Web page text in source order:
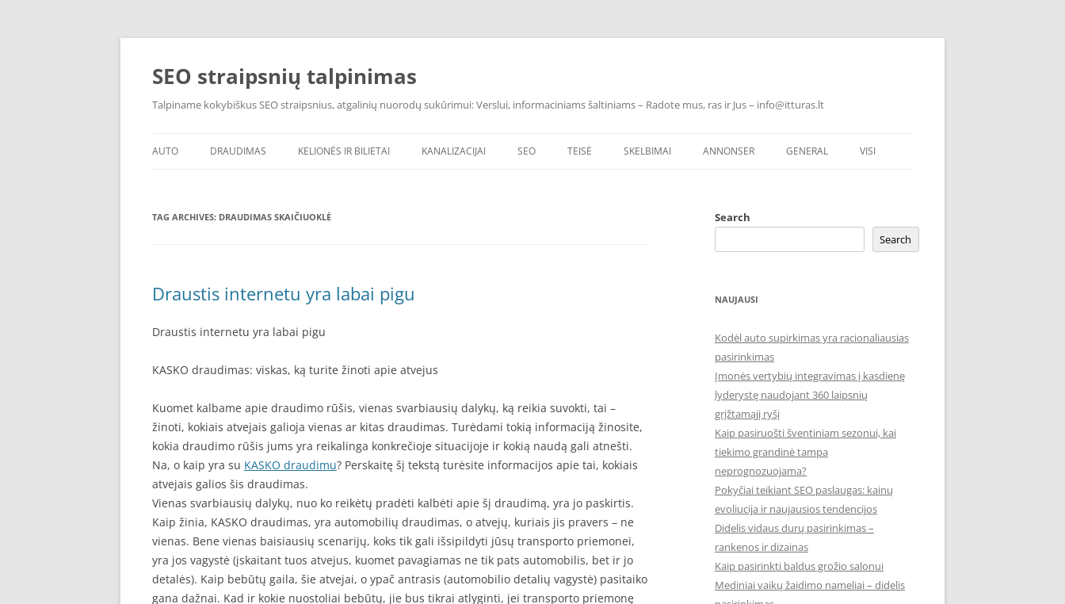
Skip
SEO straipsnių talpinimas
Talpiname kokybiškus SEO straipsnius, atgalinių nuorodų sukūrimui: Verslui, informaciniams šaltiniams – Radote mus, ras ir Jus – info@itturas.lt
AUTO DRAUDIMAS KELIONĖS IR BILIETAI KANALIZACIJAI SEO TEISĖ SKELBIMAI ANNONSER GENERAL VISI
TAG ARCHIVES: DRAUDIMAS SKAIČIUOKLĖ
Draustis internetu yra labai pigu
Draustis internetu yra labai pigu
KASKO draudimas: viskas, ką turite žinoti apie atvejus
Kuomet kalbame apie draudimo rūšis, vienas svarbiausių dalykų, ką reikia suvokti, tai –
žinoti, kokiais atvejais galioja vienas ar kitas draudimas. Turėdami tokią informaciją žinosite,
kokia draudimo rūšis jums yra reikalinga konkrečioje situacijoje ir kokią naudą gali atnešti.
Na, o kaip yra su KASKO draudimu? Perskaitę šį tekstą turėsite informacijos apie tai, kokiais
atvejais galios šis draudimas.
Vienas svarbiausių dalykų, nuo ko reikėtų pradėti kalbėti apie šį draudimą, yra jo paskirtis.
Kaip žinia, KASKO draudimas, yra automobilių draudimas, o atvejų, kuriais jis pravers – ne
vienas. Bene vienas baisiausių scenarijų, koks tik gali išsipildyti jūsų transporto priemonei,
yra jos vagystė (įskaitant tuos atvejus, kuomet pavagiamas ne tik pats automobilis, bet ir jo
detalės). Kaip bebūtų gaila, šie atvejai, o ypač antrasis (automobilio detalių vagystė) pasitaiko
gana dažnai. Kad ir kokie nuostoliai bebūtų, jie bus tikrai atlyginti, jei transporto priemonę
Search
Search
NAUJAUSI
Kodėl auto supirkimas yra racionaliausias
pasirinkimas
Įmonės vertybių integravimas į kasdienę
lyderystę naudojant 360 laipsnių
grįžtamąjį ryšį
Kaip pasiruošti šventiniam sezonui, kai
tiekimo grandinė tampa
neprognozuojama?
Pokyčiai teikiant SEO paslaugas: kainų
evoliucija ir naujausios tendencijos
Didelis vidaus durų pasirinkimas –
rankenos ir dizainas
Kaip pasirinkti baldus grožio salonui
Mediniai vaikų žaidimo nameliai – didelis